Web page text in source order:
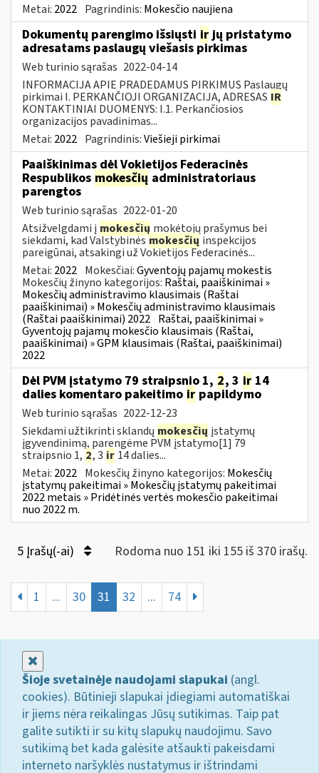
Metai: 2022 Pagrindinis: Mokesčio naujiena
Dokumentų parengimo išsiųsti irjų pristatymo
adresatams paslaugų viešasis pirkimas
Web turinio sąrašas 2022-04-14
INFORMACIJA APIE PRADEDAMUS PIRKIMUS Paslaugų
pirkimai I. PERKANČIOJI ORGANIZACIJA, ADRESAS IR
KONTAKTINIAI DUOMENYS: I.1. Perkančiosios
organizacijos pavadinimas...
Metai: 2022 Pagrindinis:Viešieji pirkimai
Paaiškinimas dėl Vokietijos Federacinės
Respublikos mokesčių administratoriaus
parengtos
Web turinio sąrašas 2022-01-20
Atsižvelgdami į mokesčių mokėtojų prašymus bei
siekdami, kad Valstybinėsmokesčių inspekcijos
pareigūnai, atsakingi už Vokietijos Federacinės...
Metai: 2022 Mokesčiai:Gyventojų pajamų mokestis
Mokesčių žinyno kategorijos: Raštai, paaiškinimai »
Mokesčių administravimo klausimais (Raštai
paaiškinimai) » Mokesčių administravimo klausimais
(Raštai paaiškinimai) 2022 Raštai, paaiškinimai »
Gyventojų pajamų mokesčio klausimais (Raštai,
paaiškinimai) » GPM klausimais (Raštai, paaiškinimai)
2022
Dėl PVM įstatymo 79 straipsnio 1, 2, 3 ir 14
dalies komentaro pakeitimo ir papildymo
Web turinio sąrašas 2022-12-23
Siekdami užtikrinti sklandų mokesčių įstatymų
įgyvendinimą, parengėme PVM įstatymo[1] 79
straipsnio 1, 2, 3 ir 14 dalies...
Metai: 2022 Mokesčių žinyno kategorijos: Mokesčių
įstatymų pakeitimai » Mokesčių įstatymų pakeitimai
2022 metais » Pridėtinės vertės mokesčio pakeitimai
nuo 2022 m.
5 Įrašų(-ai) Rodoma nuo 151 iki 155 iš 370 irašų.
1 ... 30 31 32 ... 74
Šioje svetainėje naudojami slapukai (angl.
cookies). Būtinieji slapukai įdiegiami automatiškai
ir jiems nėra reikalingas Jūsų sutikimas. Taip pat
galite sutikti ir su kitų slapukų naudojimu. Savo
sutikimą bet kada galėsite atšaukti pakeisdami
interneto naršyklės nustatymus ir ištrindami